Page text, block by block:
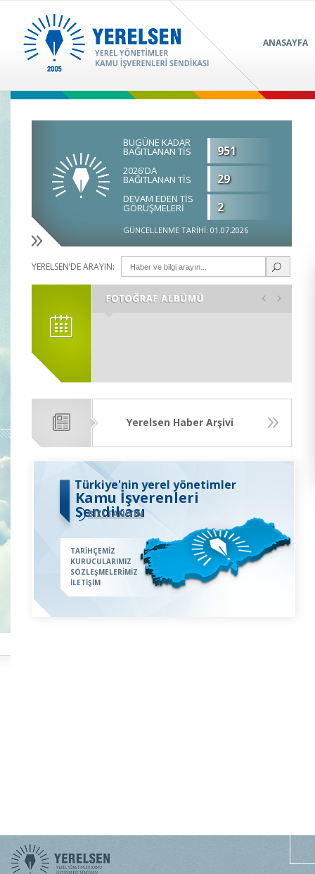
ANASAYFA
BUGÜNE KADAR
BAĞITLANAN TİS 951
2026'DA
BAĞITLANAN TİS 29
DEVAM EDEN TİS
GÖRÜŞMELERİ 2
GÜNCELLENME TARİHİ: 01.07.2026
YERELSEN’DE ARAYIN:
Yerelsen Haber Arşivi
Kamu İşverenleri
Sendikası
Türkiye'nin yerel yönetimler
BİZİ TANIYIN
TARİHÇEMİZ
KURUCULARIMIZ
SÖZLEŞMELERİMİZ
İLETİŞİM